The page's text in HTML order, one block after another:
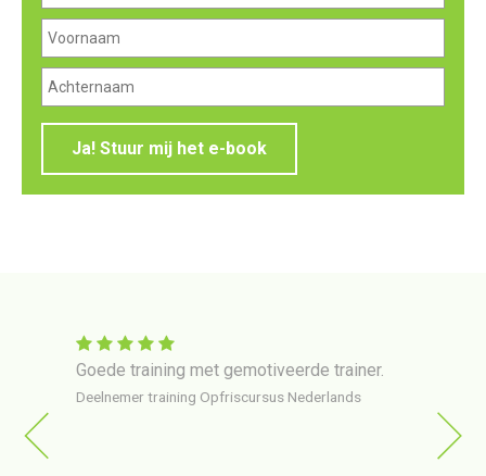
Ja! Stuur mij het e-book
Goede training met gemotiveerde trainer.
Deelnemer training Opfriscursus Nederlands
erg